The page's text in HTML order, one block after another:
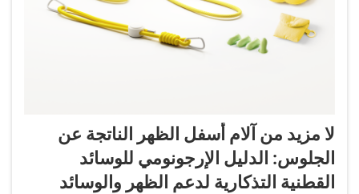
لا مزيد من آلام أسفل الظهر الناتجة عن
الجلوس: الدليل الإرجونومي للوسائد
القطنية التذكارية لدعم الظهر والوسائد